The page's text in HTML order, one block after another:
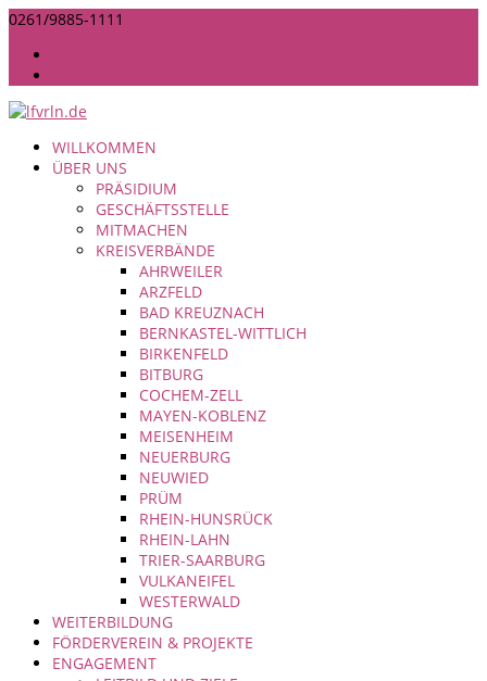
0261/9885-1111
WILLKOMMEN
ÜBER UNS
PRÄSIDIUM
GESCHÄFTSSTELLE
MITMACHEN
KREISVERBÄNDE
AHRWEILER
ARZFELD
BAD KREUZNACH
BERNKASTEL-WITTLICH
BIRKENFELD
BITBURG
COCHEM-ZELL
MAYEN-KOBLENZ
MEISENHEIM
NEUERBURG
NEUWIED
PRÜM
RHEIN-HUNSRÜCK
RHEIN-LAHN
TRIER-SAARBURG
VULKANEIFEL
WESTERWALD
WEITERBILDUNG
FÖRDERVEREIN & PROJEKTE
ENGAGEMENT